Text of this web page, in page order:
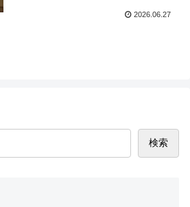
2026.06.27
検索